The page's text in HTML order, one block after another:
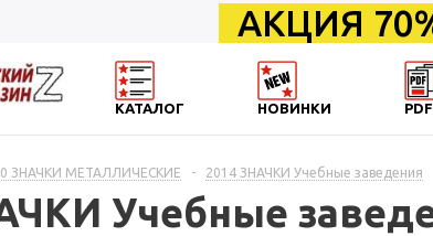
АКЦИЯ
КАТАЛОГ НОВИНКИ
PDF
ЗНАЧКИ МЕТАЛЛИЧЕСКИЕ - 2014 ЗНАЧКИ Учебные заведения
Учебные